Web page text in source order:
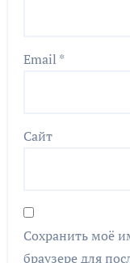
Email *
Сайт
Сохранить моё
браузере для